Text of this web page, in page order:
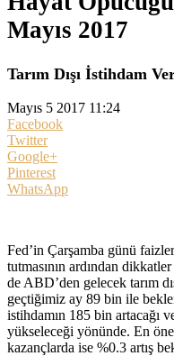
Mayıs 2017
Tarım Dışı İstihdam
Mayıs 5 2017 11:24
Facebook
Twitter
Google+
Pinterest
WhatsApp
Fed’in Çarşamba günü
tutmasının ardından
de ABD’den gelecek tarım
geçtiğimiz ay 89 bin ile
istihdamın 185 bin artacağı
yükseleceği yönünde. En
kazançlarda ise %0.3 artış